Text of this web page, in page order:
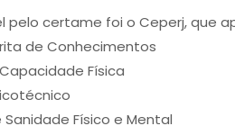
pelo certame foi o Ceperj, que
de Conhecimentos
Física
Sanidade Físico e Mental